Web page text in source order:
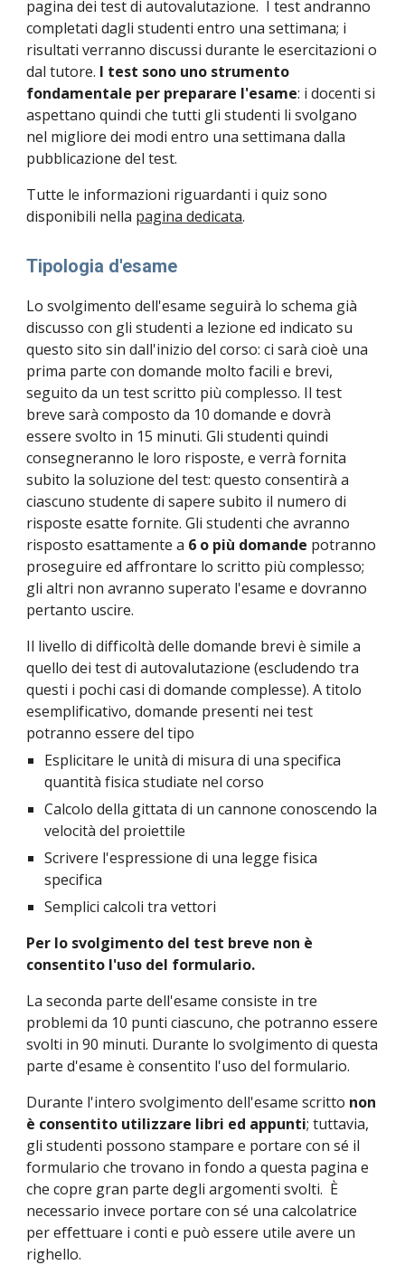
pagina dei test di autovalutazione.  I test andranno
completati dagli studenti entro una settimana; i
risultati verranno discussi durante le esercitazioni o
dal tutore. I test sono uno strumento
fondamentale per preparare l'esame: i docenti si
aspettano quindi che tutti gli studenti li svolgano
nel migliore dei modi entro una settimana dalla
pubblicazione del test.
Tutte le informazioni riguardanti i quiz sono
disponibili nella pagina dedicata.
Tipologia d'esame
Lo svolgimento dell'esame seguirà lo schema già
discusso con gli studenti a lezione ed indicato su
questo sito sin dall'inizio del corso: ci sarà cioè una
prima parte con domande molto facili e brevi,
seguito da un test scritto più complesso. Il test
breve sarà composto da 10 domande e dovrà
essere svolto in 15 minuti. Gli studenti quindi
consegneranno le loro risposte, e verrà fornita
subito la soluzione del test: questo consentirà a
ciascuno studente di sapere subito il numero di
risposte esatte fornite. Gli studenti che avranno
risposto esattamente a 6 o più domande potranno
proseguire ed affrontare lo scritto più complesso;
gli altri non avranno superato l'esame e dovranno
pertanto uscire.
Il livello di difficoltà delle domande brevi è simile a
quello dei test di autovalutazione (escludendo tra
questi i pochi casi di domande complesse). A titolo
esemplificativo, domande presenti nei test
potranno essere del tipo
Esplicitare le unità di misura di una specifica
quantità fisica studiate nel corso
Calcolo della gittata di un cannone conoscendo la
velocità del proiettile
Scrivere l'espressione di una legge fisica
specifica
Semplici calcoli tra vettori
Per lo svolgimento del test breve non è
consentito l'uso del formulario.
La seconda parte dell'esame consiste in tre
problemi da 10 punti ciascuno, che potranno essere
svolti in 90 minuti. Durante lo svolgimento di questa
parte d'esame è consentito l'uso del formulario.
Durante l'intero svolgimento dell'esame scritto non
è consentito utilizzare libri ed appunti; tuttavia,
gli studenti possono stampare e portare con sé il
formulario che trovano in fondo a questa pagina e
che copre gran parte degli argomenti svolti.  È
necessario invece portare con sé una calcolatrice
per effettuare i conti e può essere utile avere un
righello.